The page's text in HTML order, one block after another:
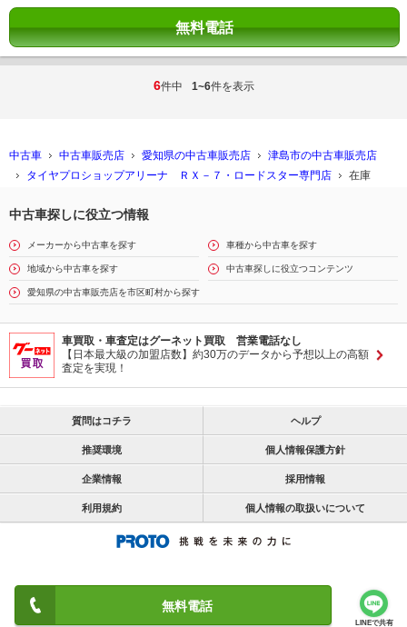
無料電話
LINEで共有
無料電話
6件中 1~6件を表示
中古車 中古車販売店 愛知県の中古車販売店
津島市の中古車販売店
タイヤプロショップアリーナ ＲＸ－７・ロードスター専門店
在庫
中古車探しに役立つ情報
メーカーから中古車を探す 車種から中古車を探す
地域から中古車を探す 中古車探しに役立つコンテンツ
愛知県の中古車販売店を市区町村から探す
車買取・車査定はグーネット買取 営業電話なし
【日本最大級の加盟店数】約30万のデータから予想以上の高額
査定を実現！
質問はコチラ ヘルプ
推奨環境 個人情報保護方針
企業情報 採用情報
利用規約 個人情報の取扱いについて